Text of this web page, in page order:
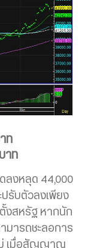
ท
าท
ลงหลุด 44,000
รับตัวลงเพียง
งสหรัฐ หากนัก
มารถชะลอการ
ม่ เมื่อสัญญาณ